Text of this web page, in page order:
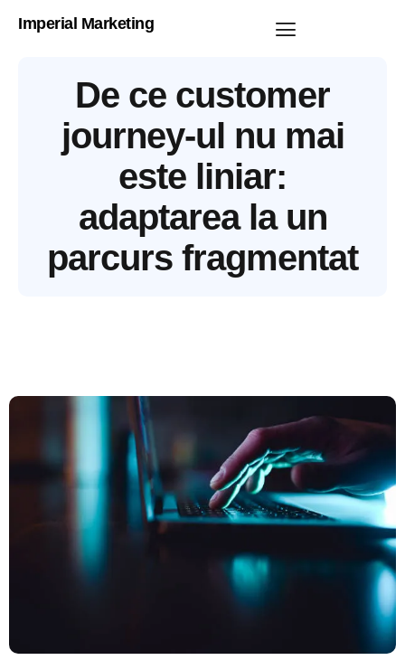
Imperial Marketing
De ce customer
journey-ul nu mai
este liniar:
adaptarea la un
parcurs fragmentat